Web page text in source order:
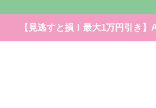
【見逃すと損！最大1万円引き